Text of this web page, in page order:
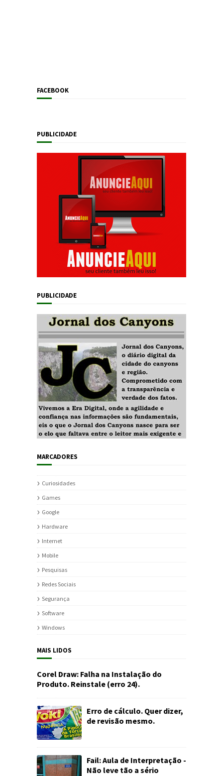
FACEBOOK
PUBLICIDADE
PUBLICIDADE
MARCADORES
Curiosidades
Games
Google
Hardware
Internet
Mobile
Pesquisas
Redes Sociais
Segurança
Software
Windows
MAIS LIDOS
Corel Draw: Falha na Instalação do
Produto. Reinstale (erro 24).
Erro de cálculo. Quer dizer,
de revisão mesmo.
Fail: Aula de Interpretação -
Não leve tão a sério